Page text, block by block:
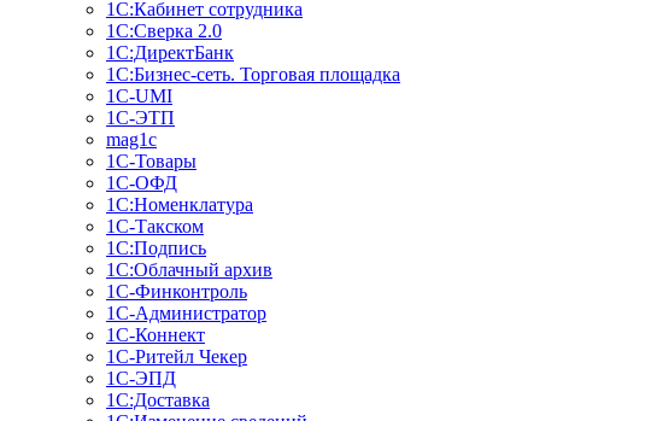
1С:Кабинет сотрудника
1С:Сверка 2.0
1С:ДиректБанк
1С:Бизнес-сеть. Торговая площадка
1С-UMI
1С-ЭТП
mag1c
1С-Товары
1С-ОФД
1С:Номенклатура
1С-Такском
1С:Подпись
1С:Облачный архив
1С-Финконтроль
1С-Администратор
1С-Коннект
1С-Ритейл Чекер
1С-ЭПД
1С:Доставка